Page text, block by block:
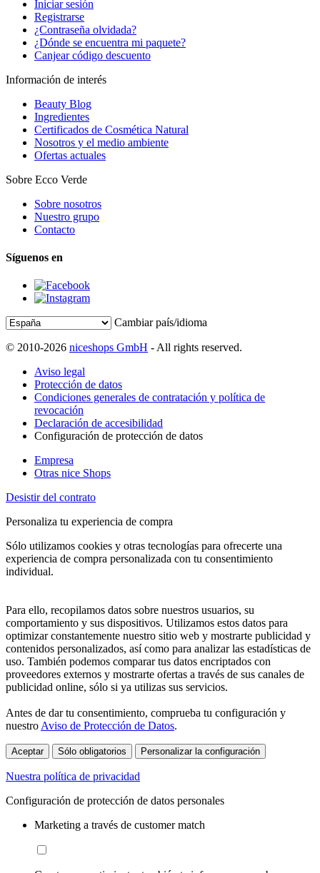
Iniciar sesión
Registrarse
¿Contraseña olvidada?
¿Dónde se encuentra mi paquete?
Canjear código descuento
Información de interés
Beauty Blog
Ingredientes
Certificados de Cosmética Natural
Nosotros y el medio ambiente
Ofertas actuales
Sobre Ecco Verde
Sobre nosotros
Nuestro grupo
Contacto
Síguenos en
Cambiar país/idioma
© 2010-2026 niceshops GmbH - All rights reserved.
Aviso legal
Protección de datos
Condiciones generales de contratación y política de
revocación
Declaración de accesibilidad
Configuración de protección de datos
Empresa
Otras nice Shops
Desistir del contrato
Personaliza tu experiencia de compra
Sólo utilizamos cookies y otras tecnologías para ofrecerte una
experiencia de compra personalizada con tu consentimiento
individual.
Para ello, recopilamos datos sobre nuestros usuarios, su
comportamiento y sus dispositivos. Utilizamos estos datos para
optimizar constantemente nuestro sitio web y mostrarte publicidad y
contenidos personalizados, así como para analizar las estadísticas de
uso. También podemos comparar tus datos encriptados con
proveedores externos y mostrarte ofertas a través de sus canales de
publicidad online, sólo si ya utilizas sus servicios.
Antes de dar tu consentimiento, comprueba tu configuración y
nuestroAviso de Protección de Datos.
Aceptar Sólo obligatorios Personalizar la configuración
Nuestra política de privacidad
Configuración de protección de datos personales
Marketing a través de customer match